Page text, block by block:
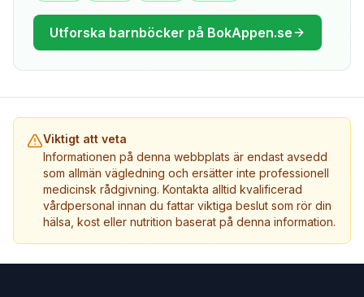
Utforska barnböcker på BokAppen.se
Viktigt att veta
Informationen på denna webbplats är endast avsedd
som allmän vägledning och ersätter inte professionell
medicinsk rådgivning. Kontakta alltid kvalificerad
vårdpersonal innan du fattar viktiga beslut som rör din
hälsa, kost eller nutrition baserat på denna information.